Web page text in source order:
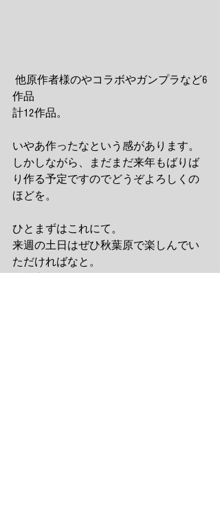
作品
計12作品。
いやあ作ったなという感があります。
しかしながら、まだまだ来年もばりば
り作る予定ですのでどうぞよろしくの
ほどを。
ひとまずはこれにて。
来週の土日はぜひ秋葉原で楽しんでい
ただければなと。